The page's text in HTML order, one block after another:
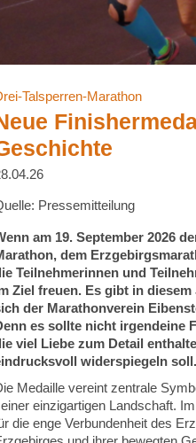
Talsperren-Marathon
Pressemitteilung
am 19. September 2026
dem
Teilnehmerinnen und
Ziel freuen. Es gibt in
der Marathonverein
es sollte nicht irgendeine
viel Liebe zum Detail
widerspiegeln
Medaille vereint zentrale
einzigartigen Landschaft.
die enge Verbundenheit des